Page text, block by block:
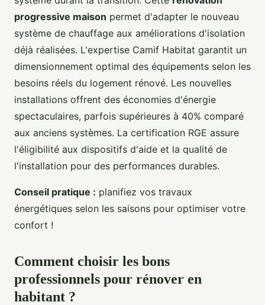
progressive maison permet d'adapter le nouveau
système de chauffage aux améliorations d'isolation
déjà réalisées. L'expertise Camif Habitat garantit un
dimensionnement optimal des équipements selon les
besoins réels du logement rénové. Les nouvelles
installations offrent des économies d'énergie
spectaculaires, parfois supérieures à 40% comparé
aux anciens systèmes. La certification RGE assure
l'éligibilité aux dispositifs d'aide et la qualité de
l'installation pour des performances durables.
Conseil pratique : planifiez vos travaux
énergétiques selon les saisons pour optimiser votre
confort !
Comment choisir les bons
professionnels pour rénover en
habitant ?